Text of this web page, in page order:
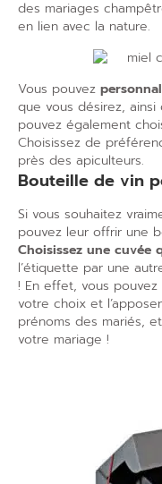
des mariages
en lien avec la nature.
Vous pouvez
que vous désirez,
pouvez également
Choisissez de
près des apiculteurs.
Bouteille de vin
Si vous souhaitez
pouvez leur offrir une
Choisissez une cuvée
l’étiquette par une
! En effet, vous
votre choix et
prénoms des mariés,
votre mariage !